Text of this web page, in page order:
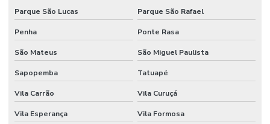
RESIDENCIAL
LUZES
AUTOMAÇÃO
RESIDENCIAL
MACEIO
AUTOMAÇÃO
RESIDENCIAL
MANAUS
Parque São Lucas Parque São Rafael
Penha Ponte Rasa
São Mateus São Miguel Paulista
Sapopemba Tatuapé
Vila Carrão Vila Curuçá
Vila Esperança Vila Formosa